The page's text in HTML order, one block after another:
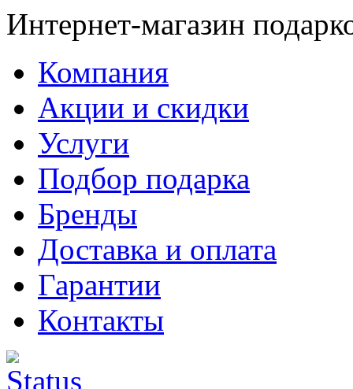
Интернет-магазин
Компания
Акции и скидки
Услуги
Подбор подарка
Бренды
Доставка и оплата
Гарантии
Контакты